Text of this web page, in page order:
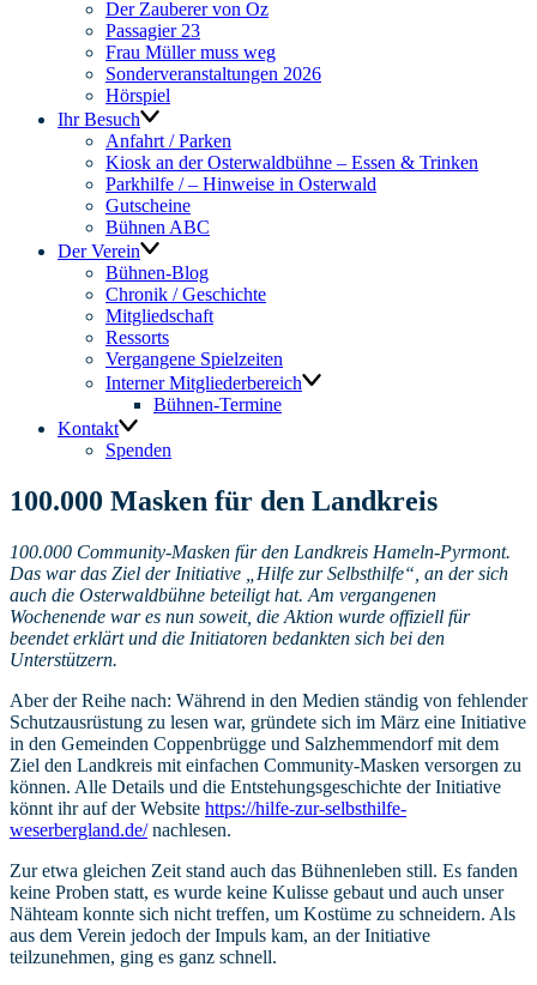
Der Zauberer von Oz
Passagier 23
Frau Müller muss weg
Sonderveranstaltungen 2026
Hörspiel
Ihr Besuch
Anfahrt / Parken
Kiosk an der Osterwaldbühne – Essen & Trinken
Parkhilfe / – Hinweise in Osterwald
Gutscheine
Bühnen ABC
Der Verein
Bühnen-Blog
Chronik / Geschichte
Mitgliedschaft
Ressorts
Vergangene Spielzeiten
Interner Mitgliederbereich
Bühnen-Termine
Kontakt
Spenden
100.000 Masken für den Landkreis
100.000 Community-Masken für den Landkreis Hameln-Pyrmont.
Das war das Ziel der Initiative „Hilfe zur Selbsthilfe“, an der sich
auch die Osterwaldbühne beteiligt hat. Am vergangenen
Wochenende war es nun soweit, die Aktion wurde offiziell für
beendet erklärt und die Initiatoren bedankten sich bei den
Unterstützern.
Aber der Reihe nach: Während in den Medien ständig von fehlender
Schutzausrüstung zu lesen war, gründete sich im März eine Initiative
in den Gemeinden Coppenbrügge und Salzhemmendorf mit dem
Ziel den Landkreis mit einfachen Community-Masken versorgen zu
können. Alle Details und die Entstehungsgeschichte der Initiative
könnt ihr auf der Website https://hilfe-zur-selbsthilfe-
weserbergland.de/nachlesen.
Zur etwa gleichen Zeit stand auch das Bühnenleben still. Es fanden
keine Proben statt, es wurde keine Kulisse gebaut und auch unser
Nähteam konnte sich nicht treffen, um Kostüme zu schneidern. Als
aus dem Verein jedoch der Impuls kam, an der Initiative
teilzunehmen, ging es ganz schnell.